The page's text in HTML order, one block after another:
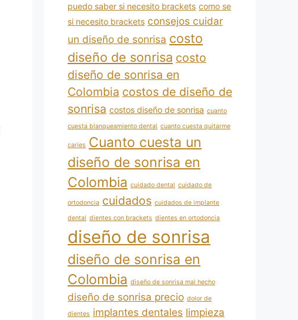
puedo saber si necesito brackets como se
si necesito brackets consejos cuidar
un diseño de sonrisa costo
diseño de sonrisa costo
diseño de sonrisa en
Colombia costos de diseño de
sonrisa costos diseño de sonrisa cuanto
cuesta blanqueamiento dental cuanto cuesta quitarme
caries Cuanto cuesta un
diseño de sonrisa en
Colombia cuidado dental cuidado de
ortodoncia cuidados cuidados de implante
dental dientes con brackets dientes en ortodoncia
diseño de sonrisa
diseño de sonrisa en
Colombia diseño de sonrisa mal hecho
diseño de sonrisa precio dolor de
dientes implantes dentales limpieza